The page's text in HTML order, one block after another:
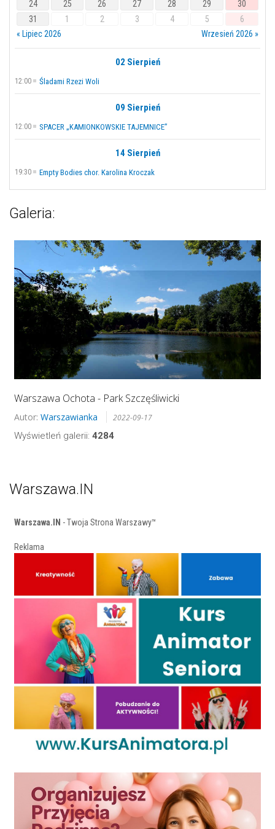
24 25 26 27 28 29
30
31
1 2 3 4 5
6
« Lipiec 2026
Wrzesień 2026 »
02 Sierpień
12:00 Śladami Rzezi Woli
09 Sierpień
12:00 SPACER „KAMIONKOWSKIE TAJEMNICE”
14 Sierpień
19:30 Empty Bodies chor. Karolina Kroczak
Galeria:
Warszawa Ochota - Park Szczęśliwicki
Autor: Warszawianka 2022-09-17
Wyświetleń galerii: 4284
Warszawa.IN
Warszawa.IN - Twoja Strona Warszawy™
Reklama